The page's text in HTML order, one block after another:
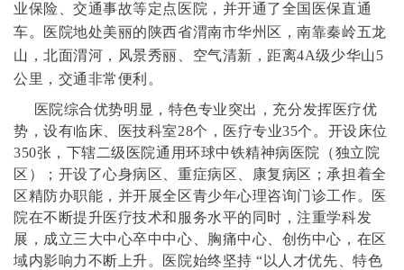
业保险、交通事故等定点医院，并开通了全国医保直通
车。医院地处美丽的陕西省渭南市华州区，南靠秦岭五龙
山，北面渭河，风景秀丽、空气清新，距离4A级少华山5
公里，交通非常便利。
医院综合优势明显，特色专业突出，充分发挥医疗优
势，设有临床、医技科室28个，医疗专业35个。开设床位
350张，下辖二级医院通用环球中铁精神病医院（独立院
区）；开设了心身病区、重症病区、康复病区；承担着全
区精防办职能，并开展全区青少年心理咨询门诊工作。医
院在不断提升医疗技术和服务水平的同时，注重学科发
展，成立三大中心卒中中心、胸痛中心、创伤中心，在区
域内影响力不断上升。 医院始终坚持 “以人才优先、特色